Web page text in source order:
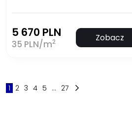
5 670 PLN
35 PLN/m2 Zobacz
1 2 3 4 5 ... 27